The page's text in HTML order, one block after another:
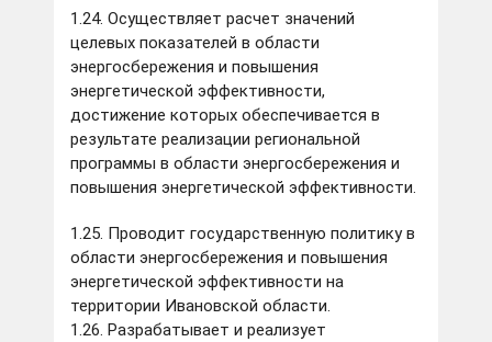
1.24. Осуществляет расчет значений
целевых показателей в области
энергосбережения и повышения
энергетической эффективности,
достижение которых обеспечивается в
результате реализации региональной
программы в области энергосбережения и
повышения энергетической эффективности.
1.25. Проводит государственную политику в
области энергосбережения и повышения
энергетической эффективности на
территории Ивановской области.
1.26. Разрабатывает и реализует